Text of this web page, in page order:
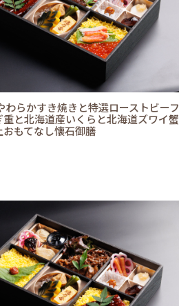
わらかすき焼きと特選ローストビーフ
重と北海道産いくらと北海道ズワイ蟹
もてなし懐石御膳